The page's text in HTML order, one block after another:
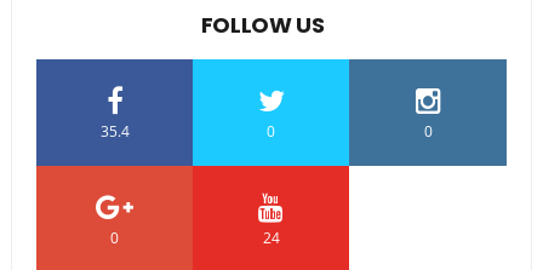
FOLLOW US
35.4 0 0
0 24